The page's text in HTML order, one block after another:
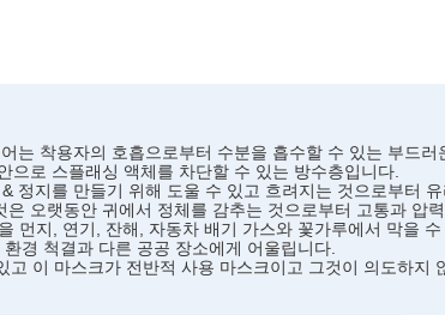
는 착용자의 호흡으로부터 수분을 흡수할 수 있는 부드러
로 스플래싱 액체를 차단할 수 있는 방수층입니다.
정지를 만들기 위해 도울 수 있고 흐려지는 것으로부터
은 오랫동안 귀에서 정체를 감추는 것으로부터 고통과 압
먼지, 연기, 잔해, 자동차 배기 가스와 꽃가루에서 막을 수
경 척결과 다른 공공 장소에게 어울립니다.
이 마스크가 전반적 사용 마스크이고 그것이 의도하지